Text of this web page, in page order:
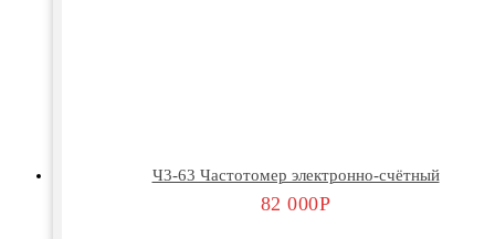
Ч3-63 Частотомер электронно-счётный
82 000Р